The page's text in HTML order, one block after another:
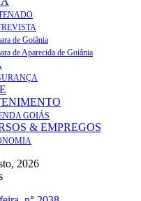
de Goiânia
de Aparecida de Goiânia
GOIÁS
& EMPREGOS
2026